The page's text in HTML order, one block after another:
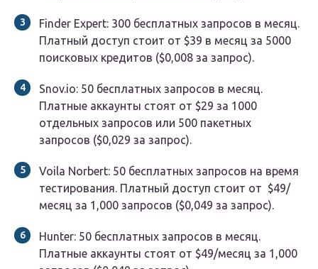
Finder Expert: 300 бесплатных запросов в месяц.
Платный доступ стоит от $39 в месяц за 5000
поисковых кредитов ($0,008 за запрос).
Snov.io: 50 бесплатных запросов в месяц.
Платные аккаунты стоят от $29 за 1000
отдельных запросов или 500 пакетных
запросов ($0,029 за запрос).
Voila Norbert: 50 бесплатных запросов на время
тестирования. Платный доступ стоит от $49/
месяц за 1,000 запросов ($0,049 за запрос).
Hunter: 50 бесплатных запросов в месяц.
Платные аккаунты стоят от $49/месяц за 1,000